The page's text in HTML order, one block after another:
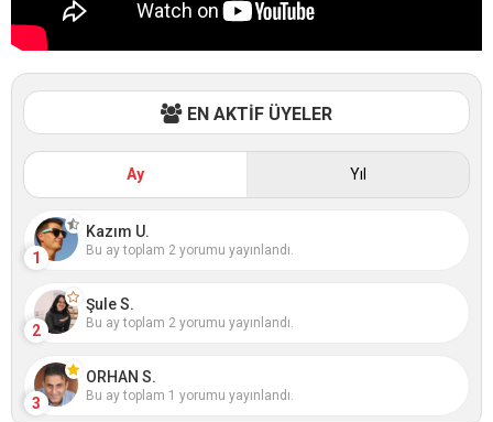
EN AKTİF ÜYELER
Ay Yıl
1
Kazım U.
Bu ay toplam 2 yorumu yayınlandı.
2
Şule S.
Bu ay toplam 2 yorumu yayınlandı.
3
ORHAN S.
Bu ay toplam 1 yorumu yayınlandı.